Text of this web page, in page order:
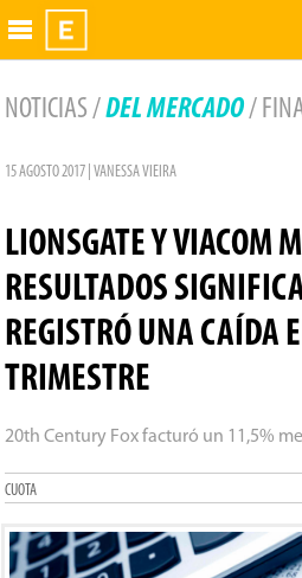
Exhibidor
NOTICIAS /DEL MERCADO/
15 AGOSTO 2017 | VANESSA VIEIRA
LIONSGATE Y VIACOM
RESULTADOS
REGISTRÓ UNA CAÍDA
TRIMESTRE
20th Century Fox facturó un 11,5%
CUOTA